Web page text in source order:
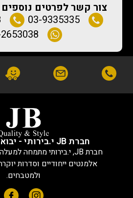
צור קשר לפרטים
03-9335335
חברת JB י.בירותי - יבואנים רשמיים
אלמנטים ייחודיים וסדרות
ולמטבחים.